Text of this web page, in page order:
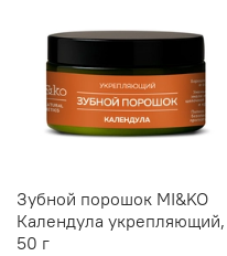
Зубной порошок MI&KO
Календула укрепляющий,
50 г